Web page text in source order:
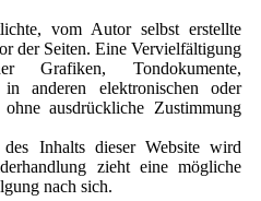
vom Autor selbst erstellte
der Seiten. Eine Vervielfältigung
Grafiken, Tondokumente,
anderen elektronischen oder
ausdrückliche Zustimmung
Inhalts dieser Website wird
zieht eine mögliche
nach sich.